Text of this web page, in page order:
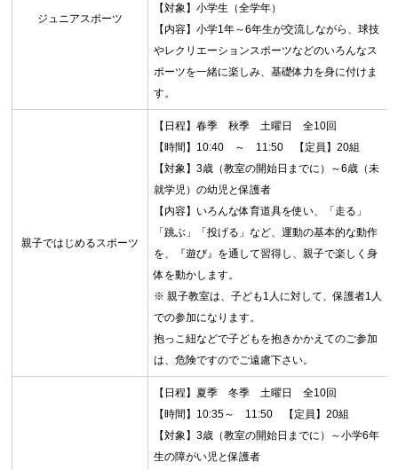
ジュニアスポーツ
【対象】小学生（全学年）
【内容】小学1年～6年生が交流しながら、球技
やレクリエーションスポーツなどのいろんなス
ポーツを一緒に楽しみ、基礎体力を身に付けま
す。
親子ではじめるスポーツ
【日程】春季 秋季 土曜日 全10回
【時間】10:40 ～ 11:50 【定員】20組
【対象】3歳（教室の開始日までに）～6歳（未
就学児）の幼児と保護者
【内容】いろんな体育道具を使い、「走る」
「跳ぶ」「投げる」など、運動の基本的な動作
を、『遊び』を通して習得し、親子で楽しく身
体を動かします。
※ 親子教室は、子ども1人に対して、保護者1人
での参加になります。
抱っこ紐などで子どもを抱きかかえてのご参加
は、危険ですのでご遠慮下さい。
【日程】夏季 冬季 土曜日 全10回
【時間】10:35～ 11:50 【定員】20組
【対象】3歳（教室の開始日までに）～小学6年
生の障がい児と保護者